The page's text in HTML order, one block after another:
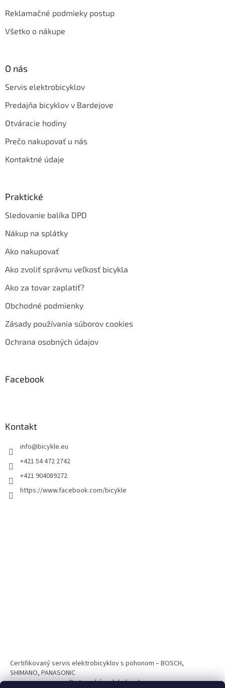
Reklamačné podmieky postup
Všetko o nákupe
O nás
Servis elektrobicyklov
Predajňa bicyklov v Bardejove
Otváracie hodiny
Prečo nakupovať u nás
Kontaktné údaje
Praktické
Sledovanie balíka DPD
Nákup na splátky
Ako nakupovať
Ako zvoliť správnu veľkosť bicykla
Ako za tovar zaplatiť?
Obchodné podmienky
Zásady používania súborov cookies
Ochrana osobných údajov
Facebook
Kontakt
info@bicykle.eu
+421 54 472 2742
+421 904089272
https://www.facebook.com/bicykle
Certifikovaný servis elektrobicyklov s pohonom – BOSCH,
SHIMANO, PANASONIC
Partnerský web hokejshop.eu